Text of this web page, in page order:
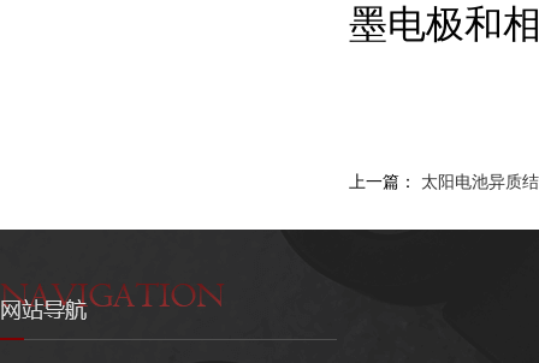
墨电极和
上一篇： 太阳电池异质